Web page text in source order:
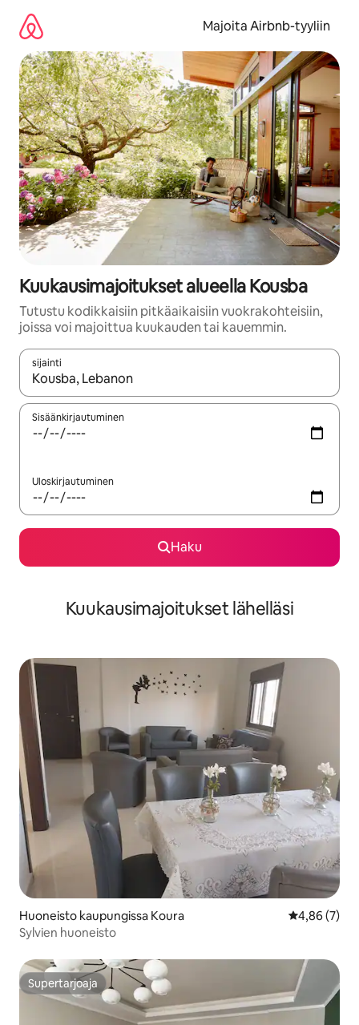
sisältö
väliin
Majoita Airbnb-tyyliin
Kuukausimajoitukset alueella Kousba
Tutustu kodikkaisiin pitkäaikaisiin vuokrakohteisiin,
joissa voi majoittua kuukauden tai kauemmin.
sijainti
Kun tulokset ovat saatavilla, navigoi ylös- ja alas-
Sisäänkirjautuminen
Uloskirjautuminen
Haku
Kuukausimajoitukset lähelläsi
Huoneisto kaupungissa Koura
4,86 (7)
Sylvien huoneisto
Supertarjoaja
Supertarjoaja